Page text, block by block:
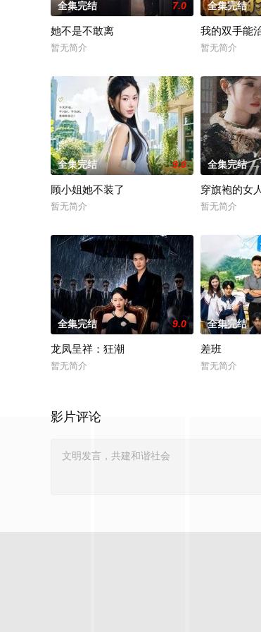
全集完结 7.0
她不是不敢离
暂无简介
全集完结
我的双手能
暂无简介
全集完结 9.0
顾小姐她不装了
暂无简介
全集完结
穿旗袍的女
暂无简介
全集完结 9.0
龙凤呈祥：狂潮
暂无简介
全集完结
差班
暂无简介
影片评论